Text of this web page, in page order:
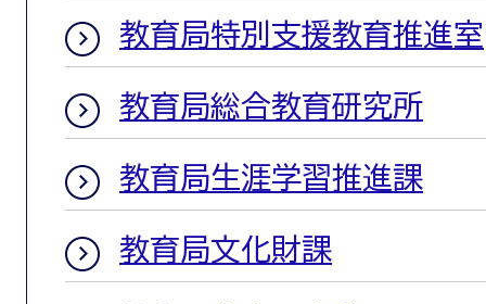
教育局特別支援教育推進室
教育局総合教育研究所
教育局生涯学習推進課
教育局文化財課